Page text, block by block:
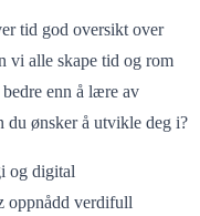
tid god oversikt over
vi alle skape tid og rom
enn å lære av
du ønsker å utvikle deg i?
og digital
oppnådd verdifull